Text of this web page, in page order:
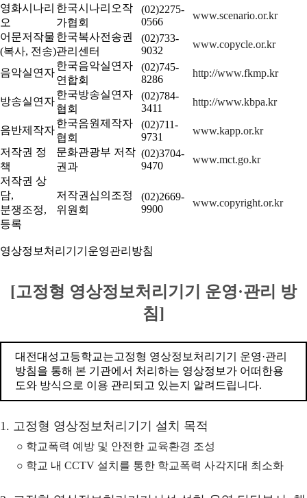
영화시나리
오
한국시나리오작
가협회
(02)2275-
0566
www.scenario.or.kr
어문저작물
(복사, 전송)
한국복사전송권
관리센터
(02)733-
9032
www.copycle.or.kr
음악실연자
한국음악실연자
연합회
(02)745-
8286
http://www.fkmp.kr
방송실연자
한국방송실연자
협회
(02)784-
3411
http://www.kbpa.kr
음반제작자
한국음원제작자
협회
(02)711-
9731
www.kapp.or.kr
저작권 정
책
문화관광부 저작
권과
(02)3704-
9470
www.mct.go.kr
저작권 상
담,
분쟁조정,
등록
저작권심의조정
위원회
(02)2669-
9900
www.copyright.or.kr
영상정보처리기기운영관리방침
[고정형 영상정보처리기기 운영·관리 방
침]
대전대성고등학교는고정형 영상정보처리기기 운영·관리
방침을 통해 본 기관에서 처리하는 영상정보가 어떠한용
도와 방식으로 이용 관리되고 있는지 알려드립니다.
1. 고정형 영상정보처리기기 설치 목적
○ 학교폭력 예방 및 안전한 교육환경 조성
○ 학교 내 CCTV 설치를 통한 학교폭력 사각지대 최소화